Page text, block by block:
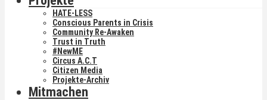
HATE-LESS
Conscious Parents in Crisis
Community Re-Awaken
Trust in Truth
#NewME
Circus A.C.T
Citizen Media
Projekte-Archiv
Mitmachen